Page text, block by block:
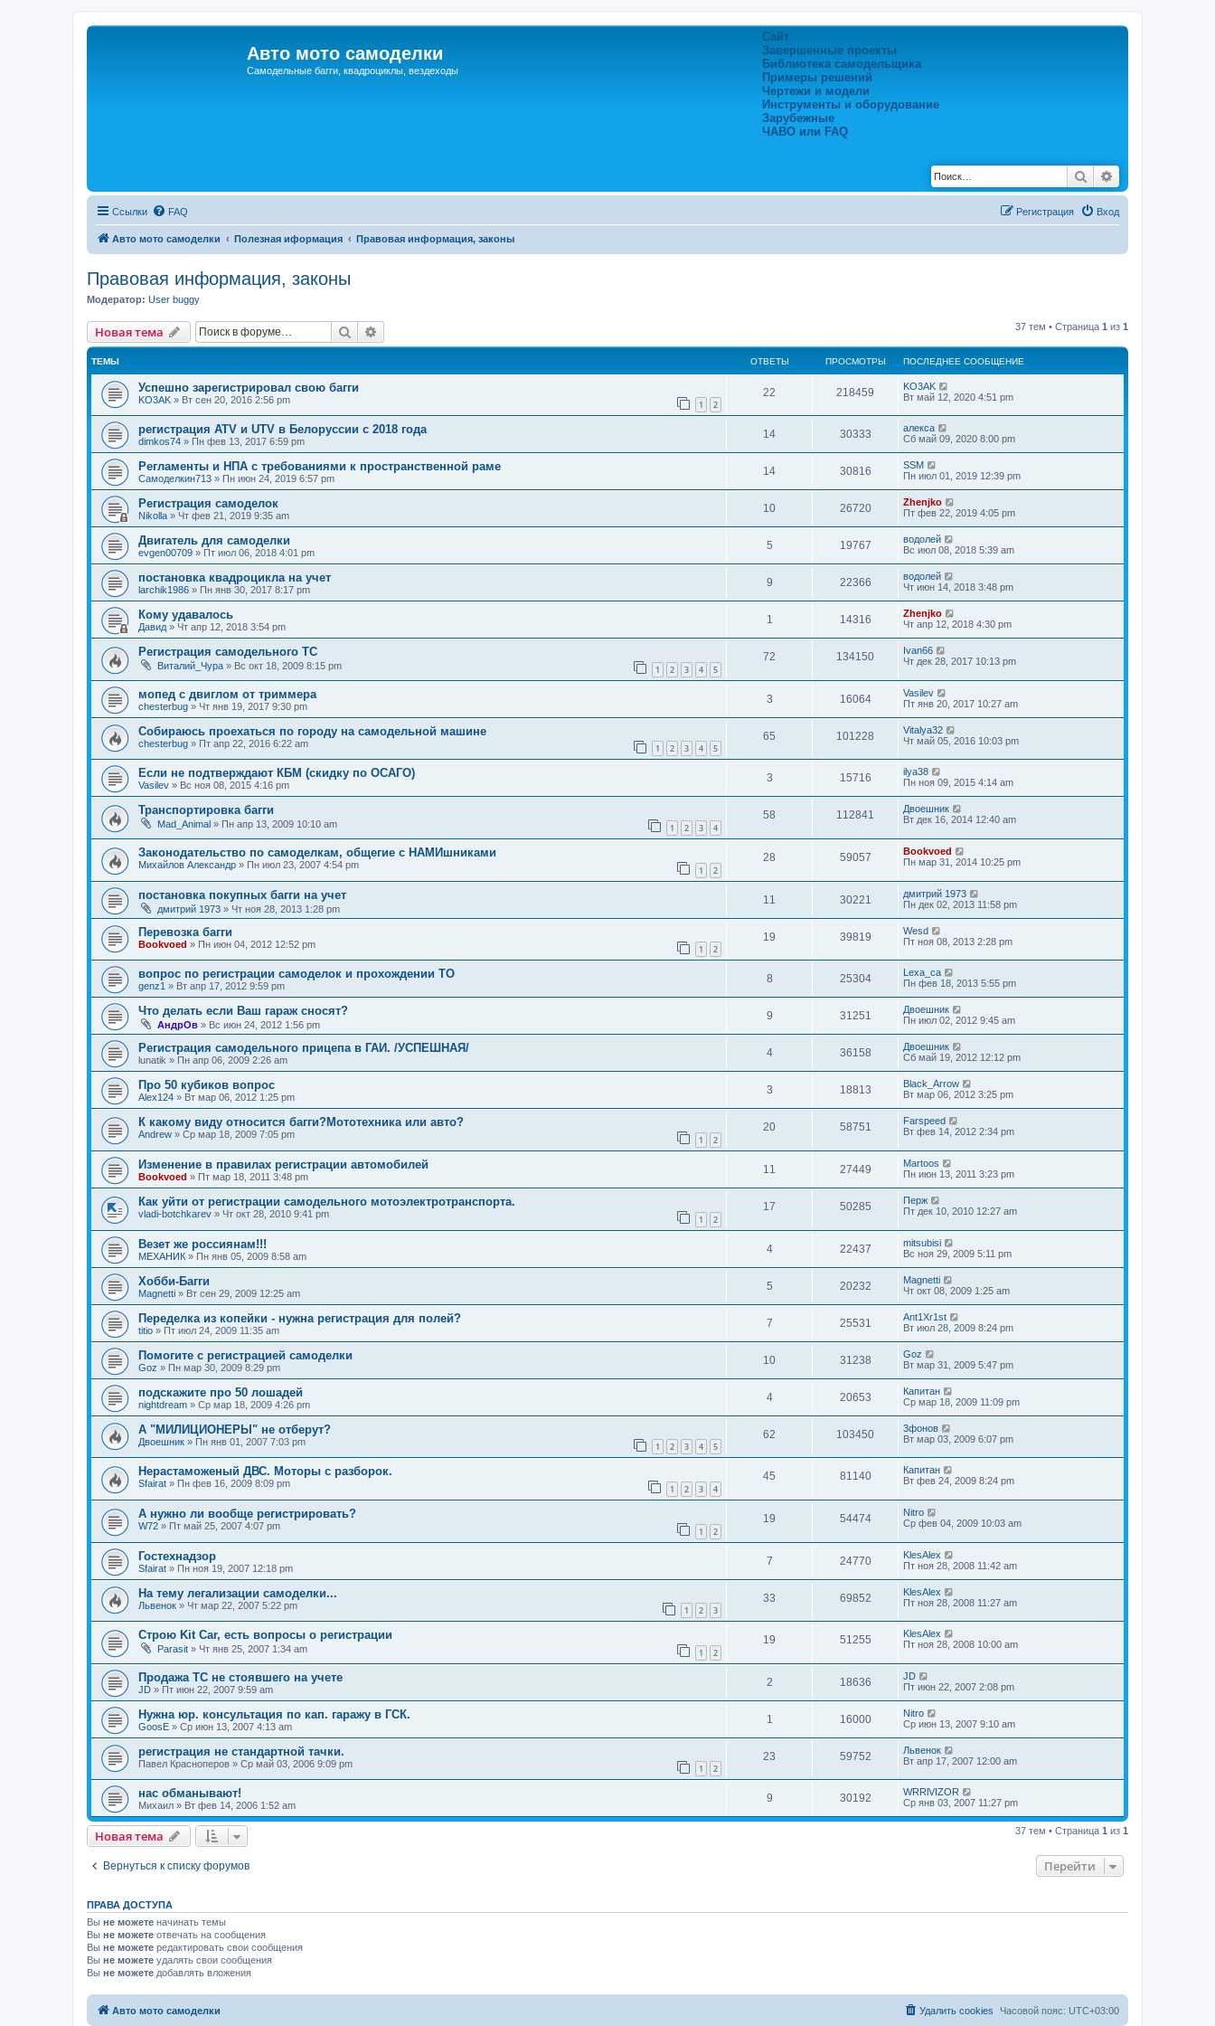
Авто мото самоделки
Самодельные багги, квадроциклы, вездеходы
Сайт
Завершенные проекты
Библиотека самодельщика
Примеры решений
Чертежи и модели
Инструменты и оборудование
Зарубежные
ЧАВО или FAQ
Поиск
Ссылки FAQ Вход
Регистрация
Авто мото самоделки Полезная иформация Правовая информация, законы
Правовая информация, законы
Модератор: User buggy
Новая тема Поиск 37 тем • Страница 1 из 1
ТЕМЫ ОТВЕТЫ ПРОСМОТРЫ ПОСЛЕДНЕЕ СООБЩЕНИЕ
Успешно зарегистрировал свою багги
KO3AK » Вт сен 20, 2016 2:56 pm 1 2
22 218459
KO3AK
Вт май 12, 2020 4:51 pm
регистрация ATV и UTV в Белоруссии с 2018 года
dimkos74 » Пн фев 13, 2017 6:59 pm
14 30333
алекса
Сб май 09, 2020 8:00 pm
Регламенты и НПА с требованиями к пространственной раме
Самоделкин713 » Пн июн 24, 2019 6:57 pm
14 30816
SSM
Пн июл 01, 2019 12:39 pm
Регистрация самоделок
Nikolla » Чт фев 21, 2019 9:35 am
10 26720
Zhenjko
Пт фев 22, 2019 4:05 pm
Двигатель для самоделки
evgen00709 » Пт июл 06, 2018 4:01 pm
5 19767
водолей
Вс июл 08, 2018 5:39 am
постановка квадроцикла на учет
larchik1986 » Пн янв 30, 2017 8:17 pm
9 22366
водолей
Чт июн 14, 2018 3:48 pm
Кому удавалось
Давид » Чт апр 12, 2018 3:54 pm
1 14316
Zhenjko
Чт апр 12, 2018 4:30 pm
Регистрация самодельного ТС
Виталий_Чура » Вс окт 18, 2009 8:15 pm 1 2 3 4 5
72 134150
Ivan66
Чт дек 28, 2017 10:13 pm
мопед с двиглом от триммера
chesterbug » Чт янв 19, 2017 9:30 pm
3 16064
Vasilev
Пт янв 20, 2017 10:27 am
Собираюсь проехаться по городу на самодельной машине
chesterbug » Пт апр 22, 2016 6:22 am 1 2 3 4 5
65 101228
Vitalya32
Чт май 05, 2016 10:03 pm
Если не подтверждают КБМ (скидку по ОСАГО)
Vasilev » Вс ноя 08, 2015 4:16 pm
3 15716
ilya38
Пн ноя 09, 2015 4:14 am
Транспортировка багги
Mad_Animal » Пн апр 13, 2009 10:10 am 1 2 3 4
58 112841
Двоешник
Вт дек 16, 2014 12:40 am
Законодательство по самоделкам, общегие с НАМИшниками
Михайлов Александр » Пн июл 23, 2007 4:54 pm 1 2
28 59057
Bookvoed
Пн мар 31, 2014 10:25 pm
постановка покупных багги на учет
дмитрий 1973 » Чт ноя 28, 2013 1:28 pm
11 30221
дмитрий 1973
Пн дек 02, 2013 11:58 pm
Перевозка багги
Bookvoed » Пн июн 04, 2012 12:52 pm 1 2
19 39819
Wesd
Пт ноя 08, 2013 2:28 pm
вопрос по регистрации самоделок и прохождении ТО
genz1 » Вт апр 17, 2012 9:59 pm
8 25304
Lexa_ca
Пн фев 18, 2013 5:55 pm
Что делать если Ваш гараж сносят?
АндрОв » Вс июн 24, 2012 1:56 pm
9 31251
Двоешник
Пн июл 02, 2012 9:45 am
Регистрация самодельного прицепа в ГАИ. /УСПЕШНАЯ/
lunatik » Пн апр 06, 2009 2:26 am
4 36158
Двоешник
Сб май 19, 2012 12:12 pm
Про 50 кубиков вопрос
Alex124 » Вт мар 06, 2012 1:25 pm
3 18813
Black_Arrow
Вт мар 06, 2012 3:25 pm
К какому виду относится багги?Мототехника или авто?
Andrew » Ср мар 18, 2009 7:05 pm 1 2
20 58751
Farspeed
Вт фев 14, 2012 2:34 pm
Изменение в правилах регистрации автомобилей
Bookvoed » Пт мар 18, 2011 3:48 pm
11 27449
Martoos
Пн июн 13, 2011 3:23 pm
Как уйти от регистрации самодельного мотоэлектротранспорта.
vladi-botchkarev » Чт окт 28, 2010 9:41 pm 1 2
17 50285
Перж
Пт дек 10, 2010 12:27 am
Везет же россиянам!!!
МЕХАНИК » Пн янв 05, 2009 8:58 am
4 22437
mitsubisi
Вс ноя 29, 2009 5:11 pm
Хобби-Багги
Magnetti » Вт сен 29, 2009 12:25 am
5 20232
Magnetti
Чт окт 08, 2009 1:25 am
Переделка из копейки - нужна регистрация для полей?
titio » Пт июл 24, 2009 11:35 am
7 25531
Ant1Xr1st
Вт июл 28, 2009 8:24 pm
Помогите с регистрацией самоделки
Goz » Пн мар 30, 2009 8:29 pm
10 31238
Goz
Вт мар 31, 2009 5:47 pm
подскажите про 50 лошадей
nightdream » Ср мар 18, 2009 4:26 pm
4 20653
Капитан
Ср мар 18, 2009 11:09 pm
А "МИЛИЦИОНЕРЫ" не отберут?
Двоешник » Пн янв 01, 2007 7:03 pm 1 2 3 4 5
62 103450
3фонов
Вт мар 03, 2009 6:07 pm
Нерастаможеный ДВС. Моторы с разборок.
Sfairat » Пн фев 16, 2009 8:09 pm 1 2 3 4
45 81140
Капитан
Вт фев 24, 2009 8:24 pm
А нужно ли вообще регистрировать?
W72 » Пт май 25, 2007 4:07 pm 1 2
19 54474
Nitro
Ср фев 04, 2009 10:03 am
Гостехнадзор
Sfairat » Пн ноя 19, 2007 12:18 pm
7 24770
KlesAlex
Пт ноя 28, 2008 11:42 am
На тему легализации самоделки...
Львенок » Чт мар 22, 2007 5:22 pm 1 2 3
33 69852
KlesAlex
Пт ноя 28, 2008 11:27 am
Строю Kit Car, есть вопросы о регистрации
Parasit » Чт янв 25, 2007 1:34 am 1 2
19 51255
KlesAlex
Пт ноя 28, 2008 10:00 am
Продажа ТС не стоявшего на учете
JD » Пт июн 22, 2007 9:59 am
2 18636
JD
Пт июн 22, 2007 2:08 pm
Нужна юр. консультация по кап. гаражу в ГСК.
GoosE » Ср июн 13, 2007 4:13 am
1 16000
Nitro
Ср июн 13, 2007 9:10 am
регистрация не стандартной тачки.
Павел Красноперов » Ср май 03, 2006 9:09 pm 1 2
23 59752
Львенок
Вт апр 17, 2007 12:00 am
нас обманывают!
Михаил » Вт фев 14, 2006 1:52 am
9 30192
WRRlVIZOR
Ср янв 03, 2007 11:27 pm
Новая тема 37 тем • Страница 1 из 1
Вернуться к списку форумов Перейти
ПРАВА ДОСТУПА
Вы не можете начинать темы
Вы не можете отвечать на сообщения
Вы не можете редактировать свои сообщения
Вы не можете удалять свои сообщения
Вы не можете добавлять вложения
Авто мото самоделки Часовой пояс: UTC+03:00
Удалить cookies